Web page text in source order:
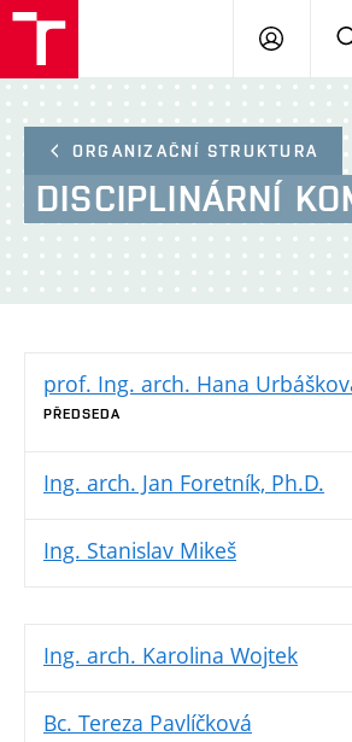
ORGANIZAČNÍ STRUKTURA
DISCIPLINÁRNÍ
prof. Ing. arch. Hana
PŘEDSEDA
Ing. arch. Jan Foretník, Ph.D.
Ing. Stanislav Mikeš
Ing. arch. Karolina Wojtek
Bc. Tereza Pavlíčková